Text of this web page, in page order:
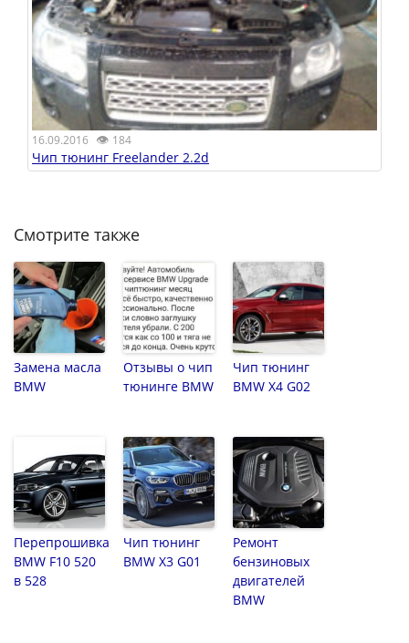
16.09.2016 👁 184
Чип тюнинг Freelander 2.2d
Смотрите также
Замена масла
BMW
Отзывы о чип
тюнинге BMW
Чип тюнинг
BMW X4 G02
Перепрошивка
BMW F10 520
в 528
Чип тюнинг
BMW X3 G01
Ремонт
бензиновых
двигателей
BMW